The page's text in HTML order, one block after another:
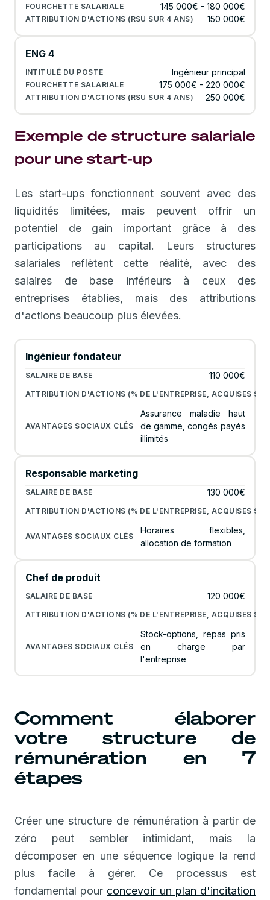
145 000€ - 180 000€
150 000€
ENG 4
Ingénieur principal
175 000€ - 220 000€
250 000€
Exemple de structure salariale
pour une start-up
Les start-ups fonctionnent souvent avec des
liquidités limitées, mais peuvent offrir un
potentiel de gain important grâce à des
participations au capital. Leurs structures
salariales reflètent cette réalité, avec des
salaires de base inférieurs à ceux des
entreprises établies, mais des attributions
d'actions beaucoup plus élevées.
Ingénieur fondateur
110 000€
Assurance maladie haut
de gamme, congés payés
illimités
Responsable marketing
130 000€
Horaires flexibles,
allocation de formation
Chef de produit
120 000€
Stock-options, repas pris
en charge par
l'entreprise
Comment élaborer
votre structure de
rémunération en 7
étapes
Créer une structure de rémunération à partir de
zéro peut sembler intimidant, mais la
décomposer en une séquence logique la rend
plus facile à gérer. Ce processus est
fondamental pour concevoir un plan d'incitation